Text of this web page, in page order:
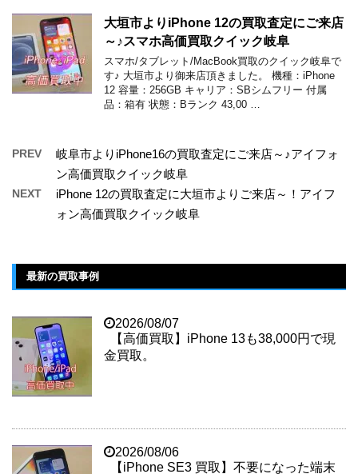
大垣市よりiPhone 12の買取査定にご来店
～♪スマホ高価買取クイック岐阜
スマホ/タブレット/MacBook買取のクイック岐阜で
す♪ 大垣市より御来店頂きました。 機種：iPhone
12 容量：256GB キャリア：SBシムフリー 付属
品：箱有 状態：Bランク 43,00 …
PREV
岐阜市よりiPhone16の買取査定にご来店～♪アイフォ
ン高価買取クイック岐阜
NEXT
iPhone 12の買取査定に大垣市よりご来店～！アイフ
ォン高価買取クイック岐阜
最新の買取事例
2026/08/07
【高価買取】iPhone 13も38,000円で現
金買取。
2026/08/06
【iPhone SE3 買取】不要になった端末